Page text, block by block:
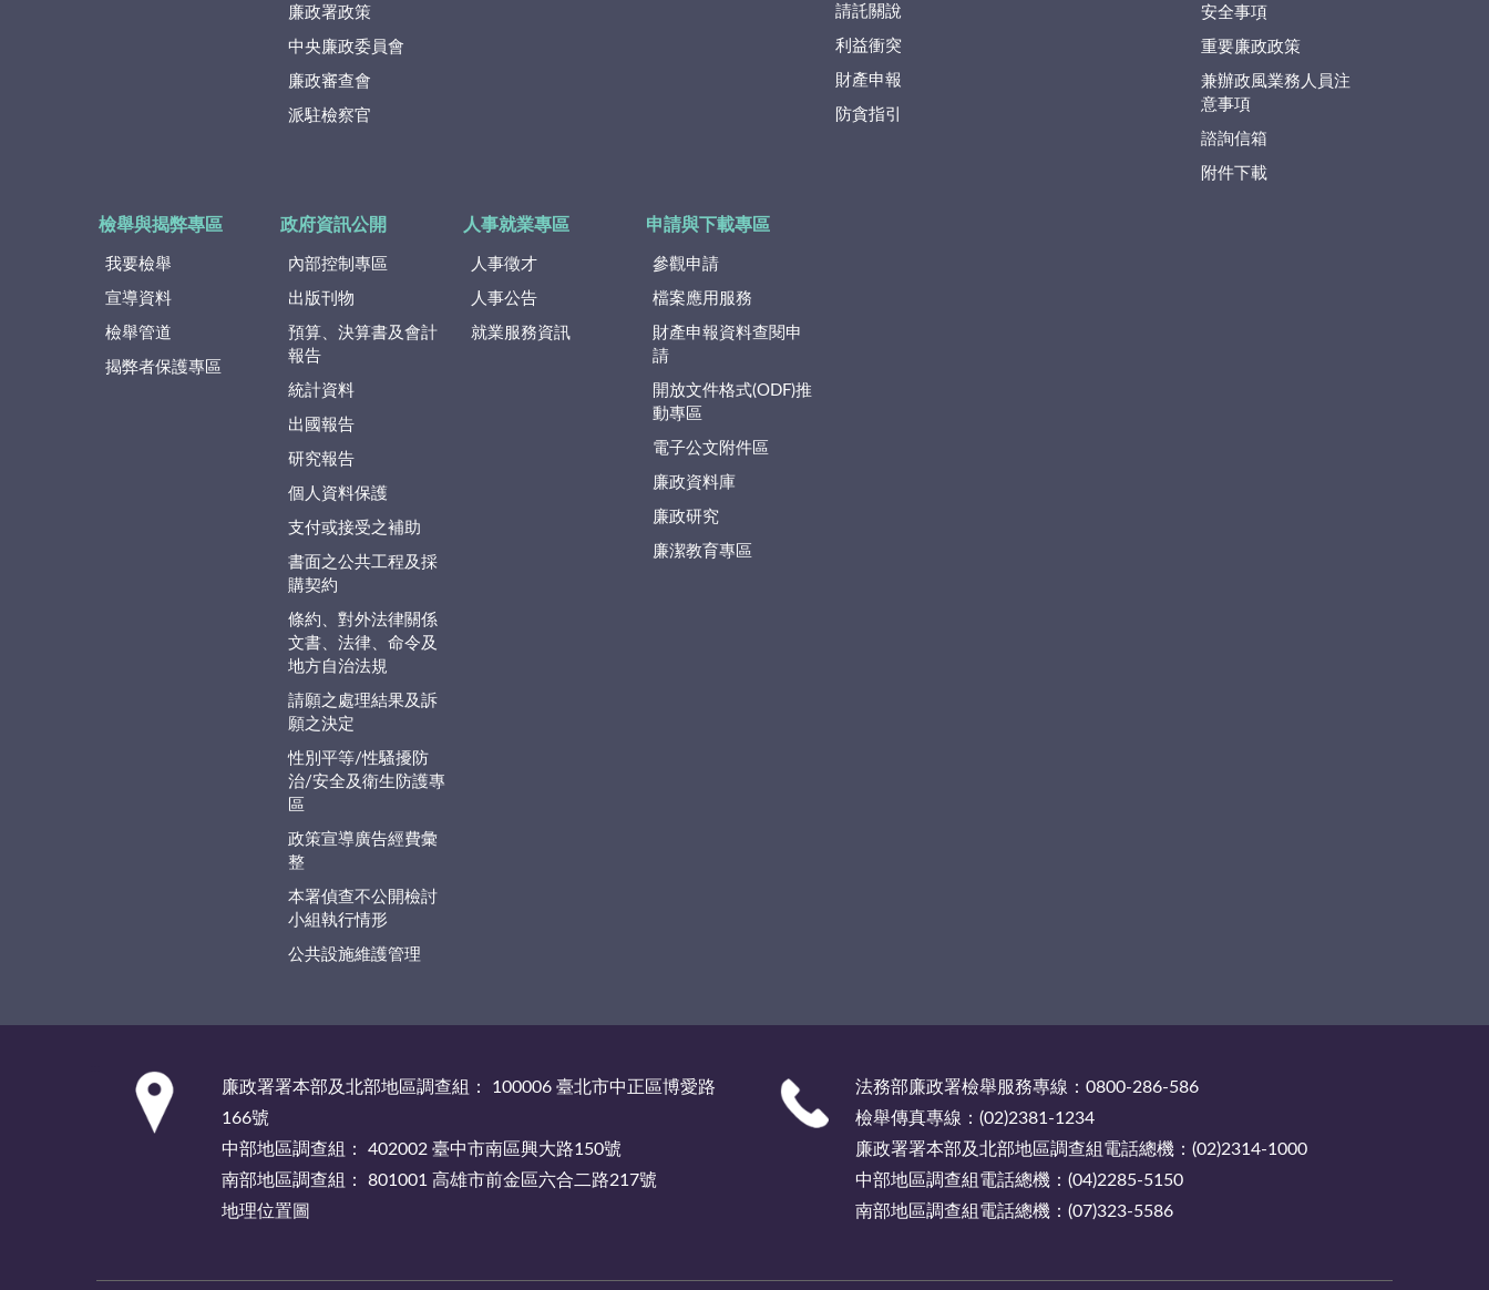
廉政署政策
中央廉政委員會
廉政審查會
派駐檢察官
請託關說
利益衝突
財產申報
防貪指引
安全事項
重要廉政政策
兼辦政風業務人員注
意事項
諮詢信箱
附件下載
檢舉與揭弊專區
我要檢舉
宣導資料
檢舉管道
揭弊者保護專區
政府資訊公開
內部控制專區
出版刊物
預算、決算書及會計
報告
統計資料
出國報告
研究報告
個人資料保護
支付或接受之補助
書面之公共工程及採
購契約
條約、對外法律關係
文書、法律、命令及
地方自治法規
請願之處理結果及訴
願之決定
性別平等/性騷擾防
治/安全及衛生防護專
區
政策宣導廣告經費彙
整
本署偵查不公開檢討
小組執行情形
公共設施維護管理
人事就業專區
人事徵才
人事公告
就業服務資訊
申請與下載專區
參觀申請
檔案應用服務
財產申報資料查閱申
請
開放文件格式(ODF)推
動專區
電子公文附件區
廉政資料庫
廉政研究
廉潔教育專區
廉政署署本部及北部地區調查組： 100006 臺北市中正區博愛路
166號
中部地區調查組： 402002 臺中市南區興大路150號
南部地區調查組： 801001 高雄市前金區六合二路217號
地理位置圖
法務部廉政署檢舉服務專線：0800-286-586
檢舉傳真專線：(02)2381-1234
廉政署署本部及北部地區調查組電話總機：(02)2314-1000
中部地區調查組電話總機：(04)2285-5150
南部地區調查組電話總機：(07)323-5586